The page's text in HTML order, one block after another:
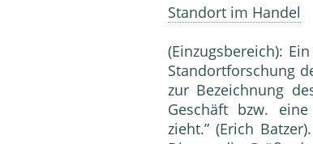
Standort im Handel
(Einzugsbereich):
Standortforschung
zur Bezeichnung
Geschäft bzw.
zieht.” (Erich